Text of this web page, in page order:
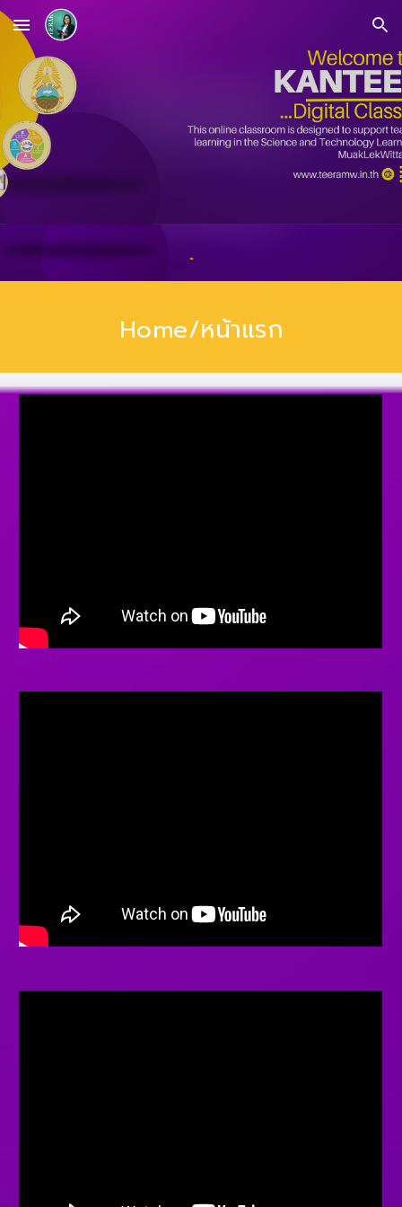
Skip to main content Skip to navigation
Home/หน้าแรก